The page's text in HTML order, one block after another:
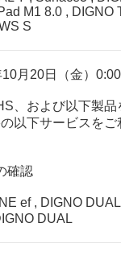
M1 8.0 , DIGNO
S
月20日（金）
、および以下製品
以下サービスを
確認
ef , DIGNO
DUAL